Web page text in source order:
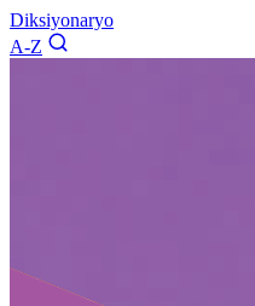
Diksiyonaryo
A-Z